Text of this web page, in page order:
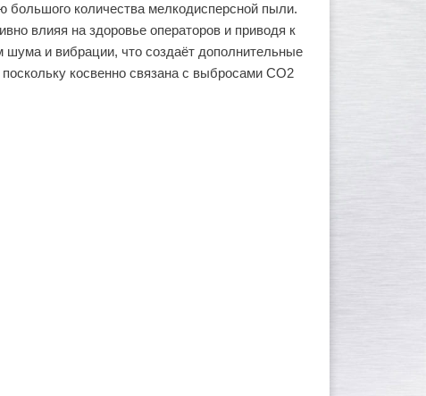
большого количества мелкодисперсной пыли.
влияя на здоровье операторов и приводя к
шума и вибрации, что создаёт дополнительные
косвенно связана с выбросами CO2